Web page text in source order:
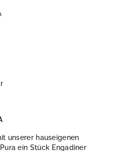
unserer hauseigenen
ein Stück Engadiner